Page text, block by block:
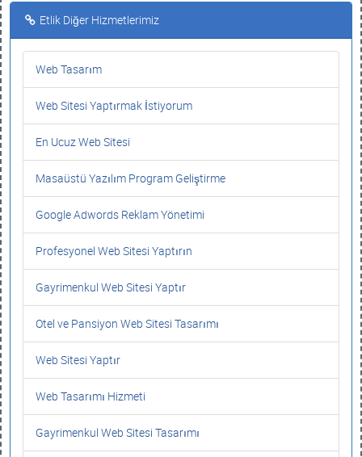
Etlik Diğer Hizmetlerimiz
Web Tasarım
Web Sitesi Yaptırmak İstiyorum
En Ucuz Web Sitesi
Masaüstü Yazılım Program Geliştirme
Google Adwords Reklam Yönetimi
Profesyonel Web Sitesi Yaptırın
Gayrimenkul Web Sitesi Yaptır
Otel ve Pansiyon Web Sitesi Tasarımı
Web Sitesi Yaptır
Web Tasarımı Hizmeti
Gayrimenkul Web Sitesi Tasarımı